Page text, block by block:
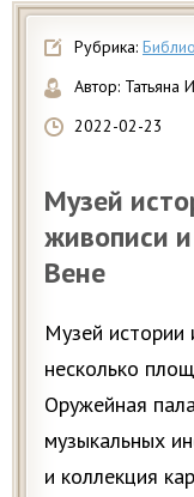
Рубрика:
Автор: Татьяна
2022-02-23
Музей
живописи
Вене
Музей истории
несколько
Оружейная
музыкальных
и коллекция